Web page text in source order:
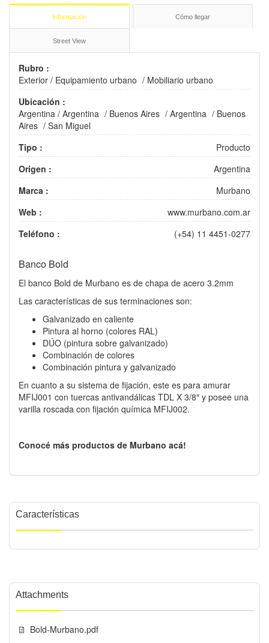
Información Cómo llegar
Street View
Rubro :
Exterior / Equipamiento urbano / Mobiliario urbano
Ubicación :
Argentina / Argentina / Buenos Aires / Argentina / Buenos
Aires / San Miguel
Tipo :
Producto
Origen :
Argentina
Marca :
Murbano
Web :
www.murbano.com.ar
Teléfono :
(+54) 11 4451-0277
Banco Bold
El banco Bold de Murbano es de chapa de acero 3.2mm
Las características de sus terminaciones son:
Galvanizado en caliente
Pintura al horno (colores RAL)
DÚO (pintura sobre galvanizado)
Combinación de colores
Combinación pintura y galvanizado
En cuanto a su sistema de fijación, este es para amurar
MFIJ001 con tuercas antivandálicas TDL X 3/8″ y posee una
varilla roscada con fijación química MFIJ002.
Conocé más productos de Murbano acá!
Características
Attachments
Bold-Murbano.pdf